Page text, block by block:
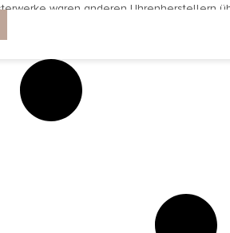
waren anderen Uhrenherstellern
anderen und sich perfekt […]